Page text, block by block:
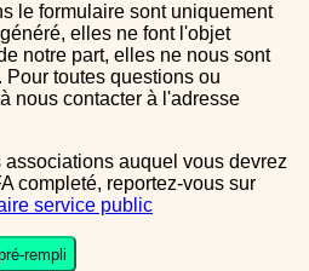
elles ne font l'objet
notre part, elles ne nous sont
toutes questions ou
nous contacter à l'adresse
completé, reportez-vous sur
service public
rempli